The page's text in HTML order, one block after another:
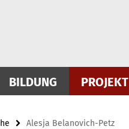
BILDUNG PROJEKT
Alesja Belanovich-Petz